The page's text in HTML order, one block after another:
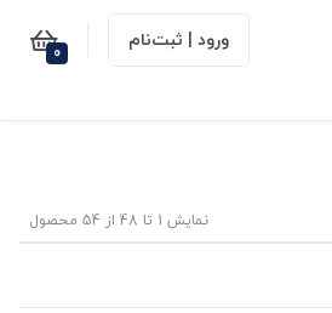
ورود | ثبت‌نام 0
نمایش 1 تا 48 از 54 محصول